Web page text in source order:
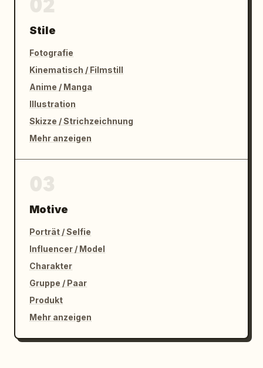
Stile
Fotografie
Kinematisch / Filmstill
Anime / Manga
Illustration
Skizze / Strichzeichnung
Mehr anzeigen
Motive
Porträt / Selfie
Influencer / Model
Charakter
Gruppe / Paar
Produkt
Mehr anzeigen